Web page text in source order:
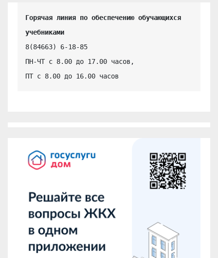
Горячая линия по обеспечению обучающихся
учебниками
8(84663) 6-18-85
ПН-ЧТ с 8.00 до 17.00 часов,
ПТ с 8.00 до 16.00 часов